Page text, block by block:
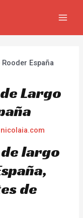
Largo
nicolaia.com
largo
de